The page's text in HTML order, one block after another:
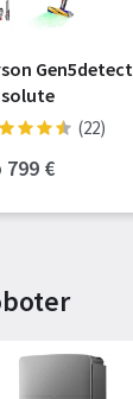
Gen5detect
(22)
799 €